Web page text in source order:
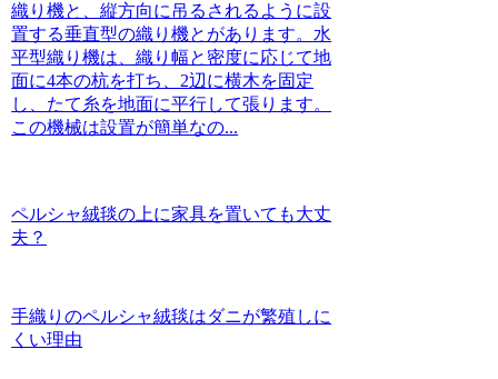
織り機と、縦方向に吊るされるように設
置する垂直型の織り機とがあります。水
平型織り機は、織り幅と密度に応じて地
面に4本の杭を打ち、2辺に横木を固定
し、たて糸を地面に平行して張ります。
この機械は設置が簡単なの...
ペルシャ絨毯の上に家具を置いても大丈
夫？
手織りのペルシャ絨毯はダニが繁殖しに
くい理由